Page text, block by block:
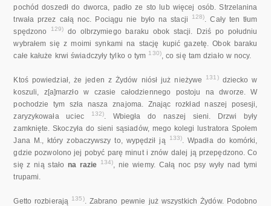
pochód doszedł do dworca, padło ze sto lub więcej osób. Strzelanina
trwała przez całą noc. Pociągu nie było na stacji
128). Cały ten tłum
spędzono
129)
do olbrzymiego baraku obok stacji. Dziś po południu
wybrałem się z moimi synkami na stację kupić gazetę. Obok baraku
całe kałuże krwi świadczyły tylko o tym 130), co się tam działo w nocy.
Ktoś powiedział, że jeden z Żydów niósł już nieżywe 131)dziecko w
koszuli, z[a]marzło w czasie całodziennego postoju na dworze. W
pochodzie tym szła nasza znajoma. Znając rozkład naszej posesji,
zaryzykowała uciec
132). Wbiegła do naszej sieni. Drzwi były
zamknięte. Skoczyła do sieni sąsiadów, mego kolegi lustratora Społem
Jana M., który zobaczywszy to, wypędził ją
133). Wpadła do komórki,
gdzie pozwolono jej pobyć parę minut i znów dalej ją przepędzono. Co
się z nią stało na razie 134), nie wiemy. Całą noc psy wyły nad tymi
trupami.
Getto rozbierają 135). Zabrano pewnie już wszystkich Żydów. Podobno